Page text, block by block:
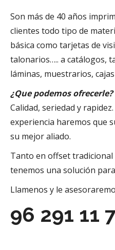
Son más de 40 años
clientes todo tipo de
básica como tarjetas de
talonarios….. a catálogos,
láminas, muestrarios,
¿Que podemos ofrecerle?
Calidad, seriedad y
experiencia haremos que
su mejor aliado.
Tanto en offset
tenemos una solución
Llamenos y le
96 291 11